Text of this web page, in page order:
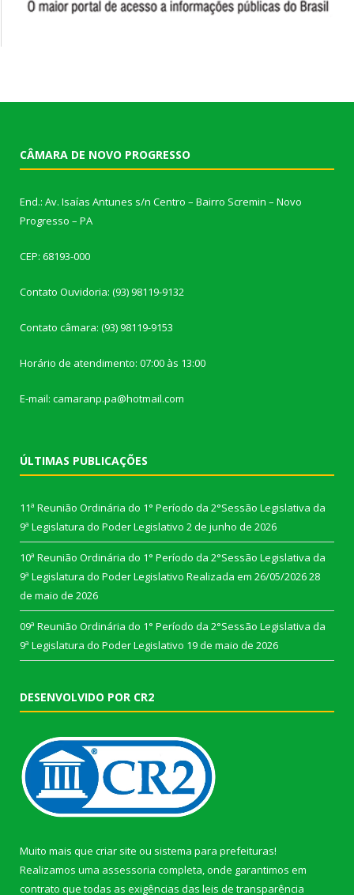
CÂMARA DE NOVO PROGRESSO
End.: Av. Isaías Antunes s/n Centro – Bairro Scremin – Novo
Progresso – PA
CEP: 68193-000
Contato Ouvidoria: (93) 98119-9132
Contato câmara: (93) 98119-9153
Horário de atendimento: 07:00 às 13:00
E-mail: camaranp.pa@hotmail.com
ÚLTIMAS PUBLICAÇÕES
11ª Reunião Ordinária do 1° Período da 2°Sessão Legislativa da
9ª Legislatura do Poder Legislativo 2 de junho de 2026
10ª Reunião Ordinária do 1° Período da 2°Sessão Legislativa da
9ª Legislatura do Poder Legislativo Realizada em 26/05/202628
de maio de 2026
09ª Reunião Ordinária do 1° Período da 2°Sessão Legislativa da
9ª Legislatura do Poder Legislativo 19 de maio de 2026
DESENVOLVIDO POR CR2
Muito mais que criar site ou sistema para prefeituras!
Realizamos uma assessoria completa, onde garantimos em
contrato que todas as exigências das leis de transparência